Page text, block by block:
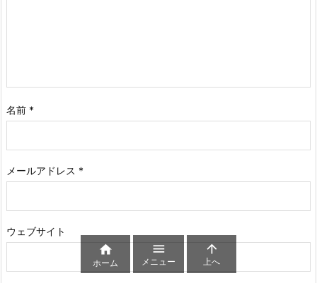
名前 *
メールアドレス *
ウェブサイト

ホーム

メニュー

上へ